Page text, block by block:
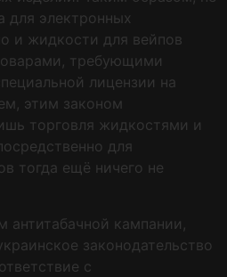
для электронных
и жидкости для вейпов
требующими
лицензии на
этим законом
торговля жидкостями и
для
тогда ещё ничего не
кампании,
законодательство
с